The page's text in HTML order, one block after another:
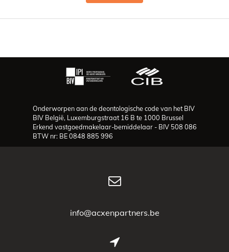
Onderworpen aan de deontologische code van het BIV
BIV België, Luxemburgstraat 16 B te 1000 Brussel
Erkend vastgoedmakelaar-bemiddelaar - BIV 508 086
BTW nr: BE 0848 885 996
info@acxenpartners.be